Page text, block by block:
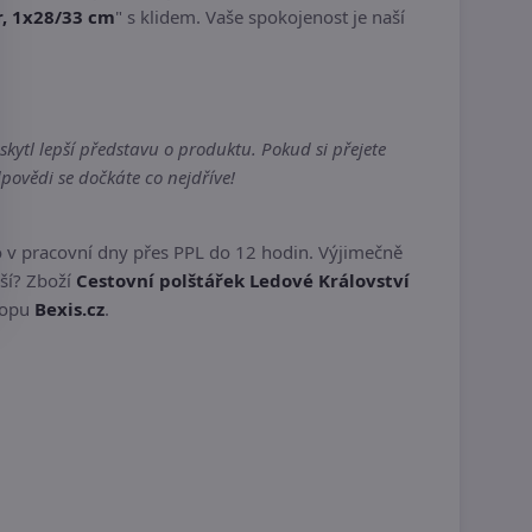
1x28/33 cm" s klidem. Vaše spokojenost je naší
lepší představu o produktu. Pokud si přejete
se dočkáte co nejdříve!
pracovní dny přes PPL do 12 hodin. Výjimečně
Zboží Cestovní polštářek Ledové Království
Bexis.cz.